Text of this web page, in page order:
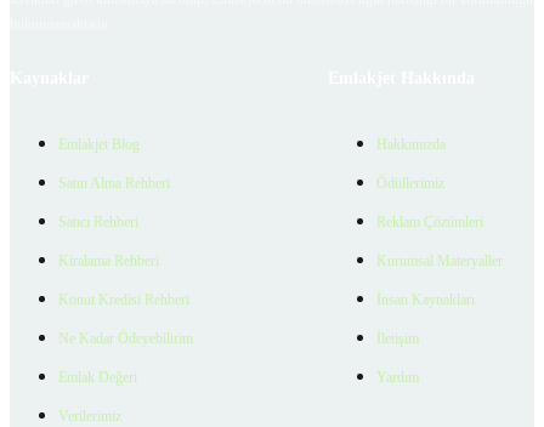
Emlakjet Blog
Satın Alma Rehberi
Satıcı Rehberi
Kiralama Rehberi
Konut Kredisi Rehberi
Ne Kadar Ödeyebilirim
Emlak Değeri
Verilerimiz
Hakkımızda
Ödüllerimiz
Reklam Çözümleri
Kurumsal Materyaller
İnsan Kaynakları
İletişim
Yardım